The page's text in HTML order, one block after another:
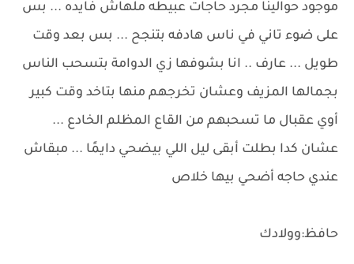
موجود حوالينا مجرد حاجات عبيطه ملهاش فايده ... بس
على ضوء تاني في ناس هادفه بتنجح ... بس بعد وقت
طويل ... عارف .. انا بشوفها زي الدوامة بتسحب الناس
بجمالها المزيف وعشان تخرجهم منها بتاخد وقت كبير
أوي عقبال ما تسحبهم من القاع المظلم الخادع ...
عشان كدا بطلت أبقى ليل اللي بيضحي دايمًا ... مبقاش
عندي حاجه أضحي بيها خلاص
حافظ:وولادك